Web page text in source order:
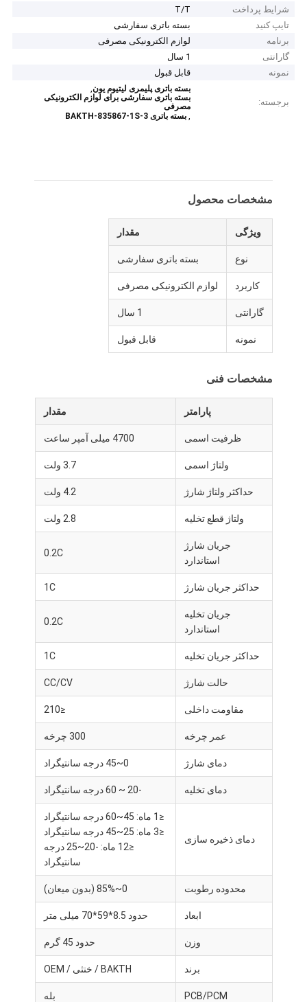
محصولات
ویدیو
شرایط پرداخت
T/T
تایپ کنید
بسته باتری سفارشی
برنامه
لوازم الکترونیکی مصرفی
گارانتی
1 سال
نمونه
قابل قبول
برجسته:
بسته باتری پلیمری لیتیوم یون,
بسته باتری سفارشی برای لوازم الکترونیکی
مصرفی
,بسته باتری BAKTH-835867-1S-3
مشخصات محصول
ویژگی مقدار
نوع بسته باتری سفارشی
کاربرد لوازم الکترونیکی مصرفی
گارانتی 1 سال
نمونه قابل قبول
مشخصات فنی
پارامتر مقدار
ظرفیت اسمی 4700 میلی آمپر ساعت
ولتاژ اسمی 3.7 ولت
حداکثر ولتاژ شارژ 4.2 ولت
ولتاژ قطع تخلیه 2.8 ولت
جریان شارژ
استاندارد
0.2C
حداکثر جریان شارژ 1C
جریان تخلیه
استاندارد
0.2C
حداکثر جریان تخلیه 1C
حالت شارژ CC/CV
مقاومت داخلی ≤210
عمر چرخه 300 چرخه
دمای شارژ 0~45 درجه سانتیگراد
دمای تخلیه -20 ~ 60 درجه سانتیگراد
دمای ذخیره سازی
≤1 ماه: 45~60 درجه سانتیگراد
≤3 ماه: 25~45 درجه سانتیگراد
≤12 ماه: -20~25 درجه
سانتیگراد
محدوده رطوبت 0~85% (بدون میعان)
ابعاد حدود 8.5*59*70 میلی متر
وزن حدود 45 گرم
برند BAKTH / خنثی / OEM
PCB/PCM بله